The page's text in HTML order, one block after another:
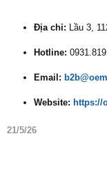
Địa chỉ: Lầu 3,
Hotline:
Email:
Website: https://
21/5/26